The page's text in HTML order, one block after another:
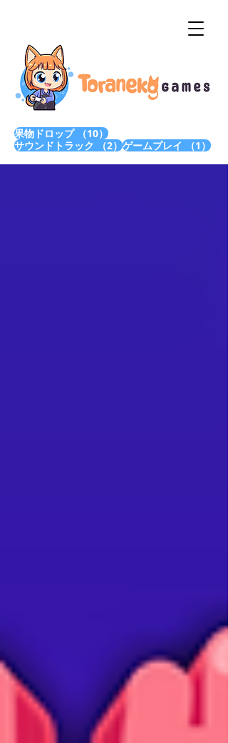
果物ドロップ （10）10件の記事
サウンドトラック
（2）2件の記事
ゲームプレイ （1）1件